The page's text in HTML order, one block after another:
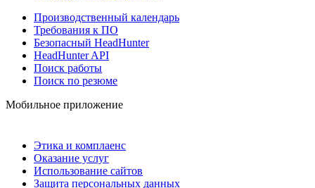
Производственный календарь
Требования к ПО
Безопасный HeadHunter
HeadHunter API
Поиск работы
Поиск по резюме
Мобильное приложение
Этика и комплаенс
Оказание услуг
Использование сайтов
Защита персональных данных